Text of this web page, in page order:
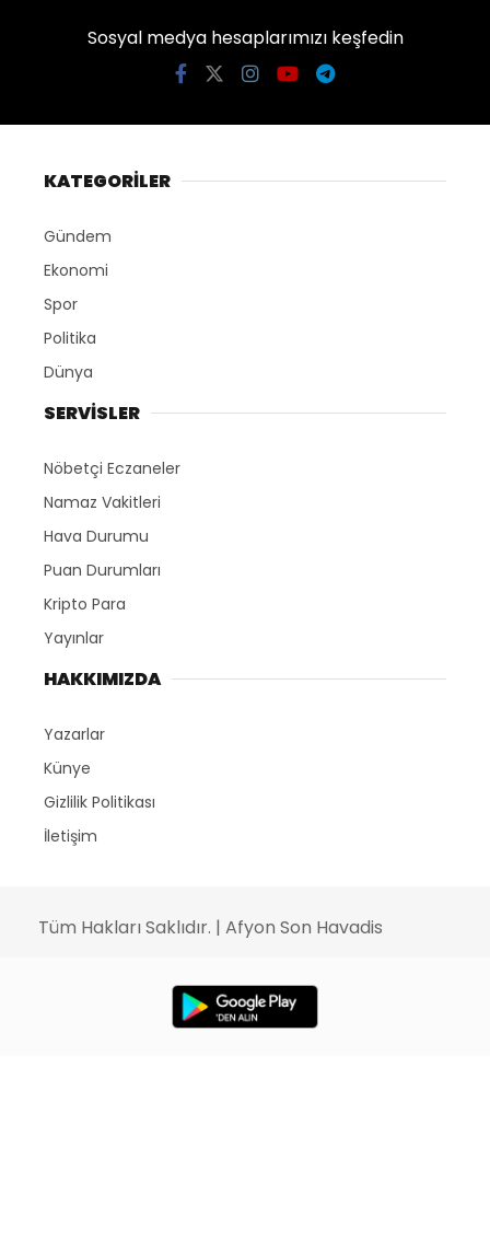
Sosyal medya hesaplarımızı keşfedin
KATEGORİLER
Gündem
Ekonomi
Spor
Politika
Dünya
SERVİSLER
Nöbetçi Eczaneler
Namaz Vakitleri
Hava Durumu
Puan Durumları
Kripto Para
Yayınlar
HAKKIMIZDA
Yazarlar
Künye
Gizlilik Politikası
İletişim
Tüm Hakları Saklıdır. | Afyon Son Havadis